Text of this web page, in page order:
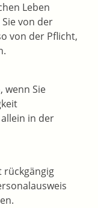
Leben
von der
von der Pflicht,
wenn Sie
in der
rückgängig